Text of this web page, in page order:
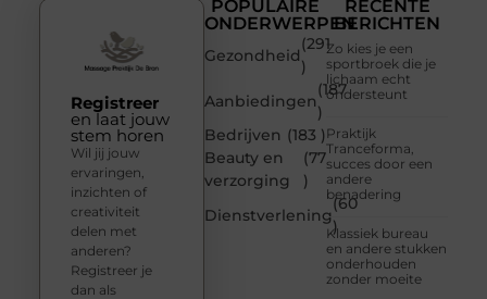
POPULAIRE
ONDERWERPEN
Gezondheid
(291
)
Aanbiedingen
(187
)
Bedrijven (183 )
Beauty en
verzorging
(77
)
Dienstverlening
(60
)
RECENTE
BERICHTEN
Zo kies je een
sportbroek die je
lichaam echt
ondersteunt
Praktijk
Tranceforma,
succes door een
andere
benadering
Klassiek bureau
en andere stukken
onderhouden
zonder moeite
Registreer
en laat jouw
stem horen
Wil jij jouw
ervaringen,
inzichten of
creativiteit
delen met
anderen?
Registreer je
dan als